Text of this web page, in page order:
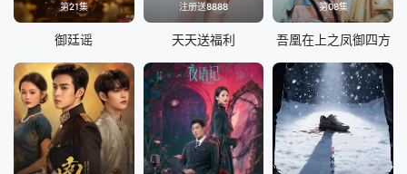
第21集
御廷谣
注册送8888
天天送福利
第08集
吾凰在上之凤御四方